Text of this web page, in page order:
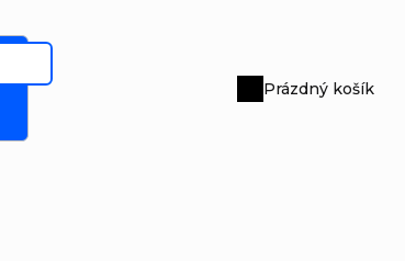
Nákupní
Prázdný košík